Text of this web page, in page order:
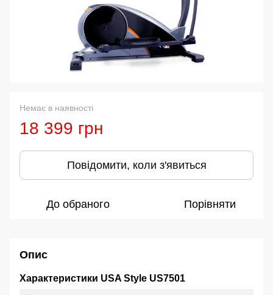
Немає в наявності
18 399 грн
Повідомити, коли з'явиться
До обраного Порівняти
Опис
Характеристики USA Style US7501